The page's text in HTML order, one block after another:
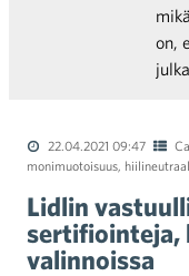
on,
22.04.2021 09:47
monimuotoisuus,
Lidlin
sertifiointeja,
valinnoissa